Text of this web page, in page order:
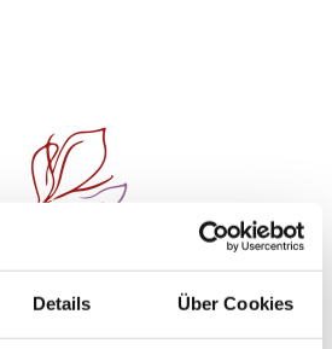
Details Über Cookies